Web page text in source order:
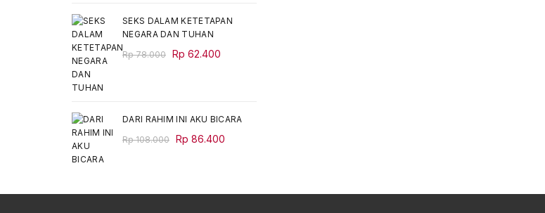
Rp 78.000.
Rp 62.400.
SEKS DALAM KETETAPAN
NEGARA DAN TUHAN
Rp78.000 Original
Rp 62.400
DARI RAHIM INI AKU BICARA
Rp108.000 Original
Rp 86.400